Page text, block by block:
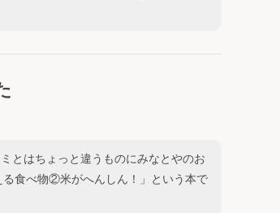
とはちょっと違うものにみなとやのお
食べ物②米がへんしん！」という本で